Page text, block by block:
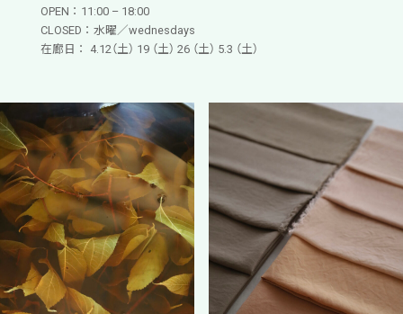
OPEN：11:00 – 18:00
CLOSED：水曜／wednesdays
在廊日： 4.12（土） 19 （土） 26 （土） 5.3 （土）